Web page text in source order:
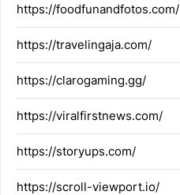
https://foodfunandfotos.com/
https://travelingaja.com/
https://clarogaming.gg/
https://viralfirstnews.com/
https://storyups.com/
https://scroll-viewport.io/